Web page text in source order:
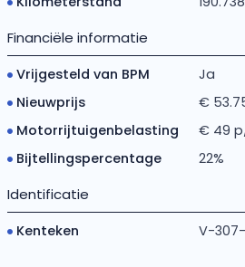
Financiële informatie
Vrijgesteld van BPM
Ja
Nieuwprijs
€
Motorrijtuigenbelasting
€ 49
Bijtellingspercentage
22%
Identificatie
Kenteken V-